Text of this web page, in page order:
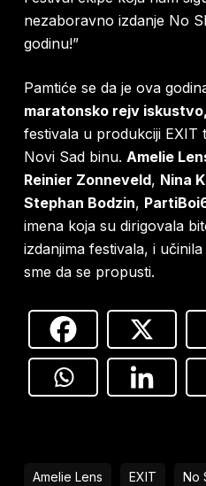
nezaboravno izdanje No
godinu!”
Pamtiće se da je ova
maratonsko rejv iskustvo,
festivala u produkciji EXIT
Novi Sad binu. Amelie
Reinier Zonneveld, Nina
Stephan Bodzin,
imena koja su dirigovala
izdanjima festivala, i
sme da se propusti.
Amelie Lens EXIT No